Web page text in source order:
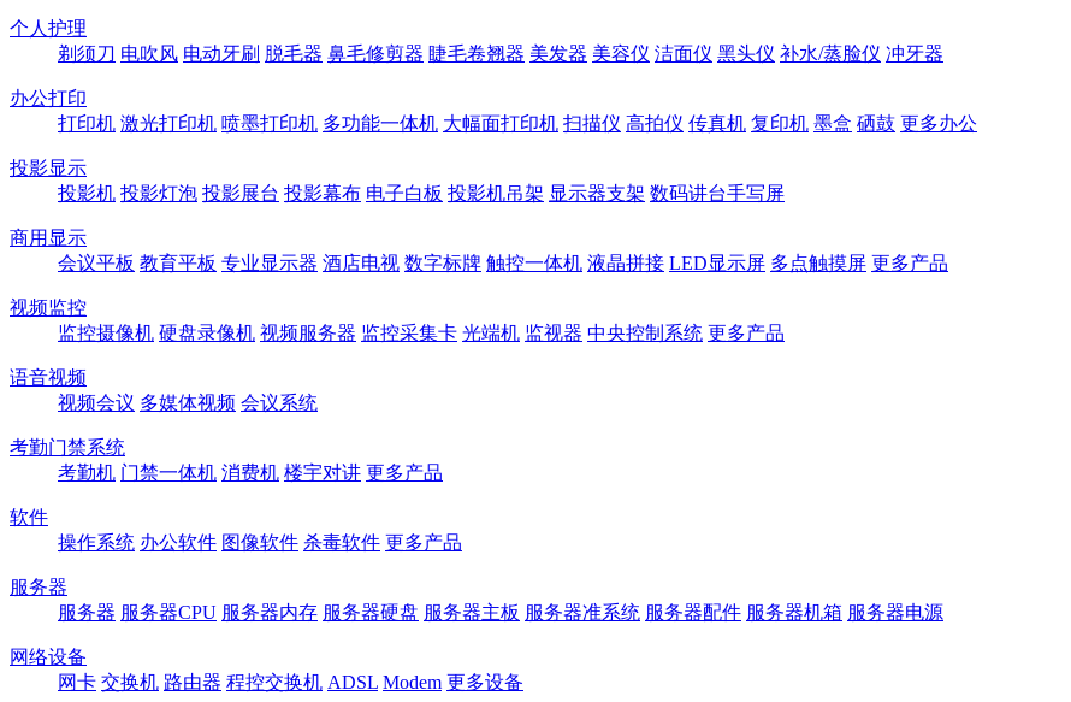
个人护理
剃须刀 电吹风 电动牙刷 脱毛器 鼻毛修剪器 睫毛卷翘器 美发器 美容仪 洁面仪 黑头仪 补水/蒸脸仪 冲牙器
办公打印
打印机 激光打印机 喷墨打印机 多功能一体机 大幅面打印机 扫描仪 高拍仪 传真机 复印机 墨盒 硒鼓 更多办公
投影显示
投影机 投影灯泡 投影展台 投影幕布 电子白板 投影机吊架 显示器支架 数码讲台手写屏
商用显示
会议平板 教育平板 专业显示器 酒店电视 数字标牌 触控一体机 液晶拼接 LED显示屏 多点触摸屏 更多产品
视频监控
监控摄像机 硬盘录像机 视频服务器 监控采集卡 光端机 监视器 中央控制系统 更多产品
语音视频
视频会议 多媒体视频 会议系统
考勤门禁系统
考勤机 门禁一体机 消费机 楼宇对讲 更多产品
软件
操作系统 办公软件 图像软件 杀毒软件 更多产品
服务器
服务器 服务器CPU 服务器内存 服务器硬盘 服务器主板 服务器准系统 服务器配件 服务器机箱 服务器电源
网络设备
网卡 交换机 路由器 程控交换机 ADSL Modem 更多设备